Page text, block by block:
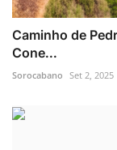
Caminho de
Cone...
Sorocabano Set 2, 2025